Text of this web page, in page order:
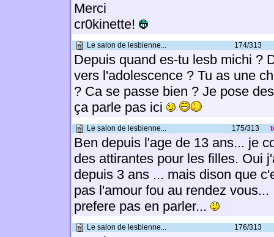
Merci
cr0kinette!
Le salon de lesbienne... 174/313
Depuis quand es-tu lesb michi ?
vers l'adolescence ? Tu as une
? Ca se passe bien ? Je pose
ça parle pas ici
Le salon de lesbienne... 175/313
Ben depuis l'age de 13 ans... je
des attirantes pour les filles. Oui
depuis 3 ans ... mais dison que
pas l'amour fou au rendez vous...
prefere pas en parler...
Le salon de lesbienne... 176/313